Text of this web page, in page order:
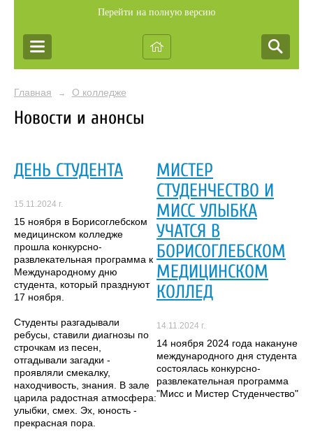
Перейти на полную версию
Главная → О колледже
Новости и анонсы
ДЕНЬ СТУДЕНТА
15.11.2024 г.
15 ноября в Борисоглебском
медицинском колледже
прошла конкурсно-
развлекательная программа к
Международному дню
студента, который празднуют
17 ноября.
Студенты разгадывали
ребусы, ставили диагнозы по
строчкам из песен,
отгадывали загадки -
проявляли смекалку,
находчивость, знания. В зале
царила радостная атмосфера:
улыбки, смех. Эх, юность -
прекрасная пора.
МИСТЕР
СТУДЕНЧЕСТВО И
МИСС УЛЫБКА
УЧАТСЯ В
БОРИСОГЛЕБСКОМ
МЕДИЦИНСКОМ
КОЛЛЕД
14.11.2024 г.
14 ноября 2024 года накануне
международного дня студента
состоялась конкурсно-
развлекательная программа
"Мисс и Мистер Студенчество"